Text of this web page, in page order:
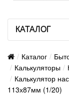
КАТАЛОГ
Каталог
Калькуляторы
Калькулятор
113х87мм (1/20)